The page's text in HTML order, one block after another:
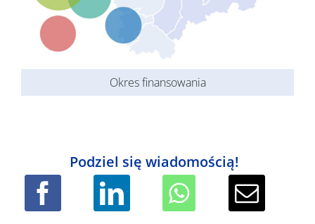
Okres finansowania
Podziel się wiadomością!